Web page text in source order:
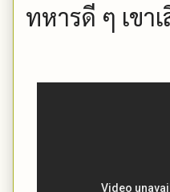
ทหารดี ๆ เขา